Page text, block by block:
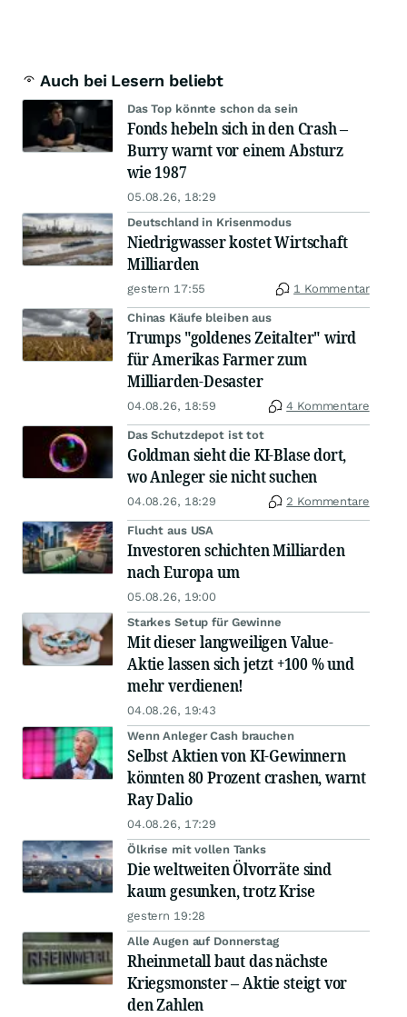
Auch bei Lesern beliebt
Das Top könnte schon da sein
Fonds hebeln sich in den Crash –
Burry warnt vor einem Absturz
wie 1987
05.08.26, 18:29
Deutschland in Krisenmodus
Niedrigwasser kostet Wirtschaft
Milliarden
gestern 17:55 1 Kommentar
Chinas Käufe bleiben aus
Trumps "goldenes Zeitalter" wird
für Amerikas Farmer zum
Milliarden-Desaster
04.08.26, 18:59 4 Kommentare
Das Schutzdepot ist tot
Goldman sieht die KI-Blase dort,
wo Anleger sie nicht suchen
04.08.26, 18:29 2 Kommentare
Flucht aus USA
Investoren schichten Milliarden
nach Europa um
05.08.26, 19:00
Starkes Setup für Gewinne
Mit dieser langweiligen Value-
Aktie lassen sich jetzt +100 % und
mehr verdienen!
04.08.26, 19:43
Wenn Anleger Cash brauchen
Selbst Aktien von KI-Gewinnern
könnten 80 Prozent crashen, warnt
Ray Dalio
04.08.26, 17:29
Ölkrise mit vollen Tanks
Die weltweiten Ölvorräte sind
kaum gesunken, trotz Krise
gestern 19:28
Alle Augen auf Donnerstag
Rheinmetall baut das nächste
Kriegsmonster – Aktie steigt vor
den Zahlen